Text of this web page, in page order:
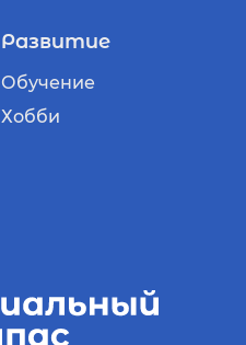
Развитие
Обучение
Хобби